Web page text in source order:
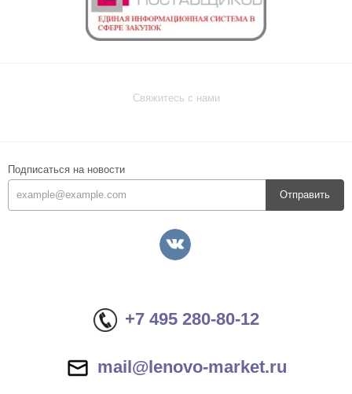
Свяжитесь с нами
Подписаться на новости
Отправить
+7 495 280-80-12
mail@lenovo-market.ru